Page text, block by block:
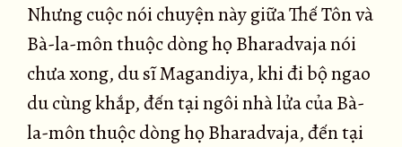
Nhưng cuộc nói chuyện này giữa Thế Tôn và
Bà-la-môn thuộc dòng họ Bharadvaja nói
chưa xong, du sĩ Magandiya, khi đi bộ ngao
du cùng khắp, đến tại ngôi nhà lửa của Bà-
la-môn thuộc dòng họ Bharadvaja, đến tại